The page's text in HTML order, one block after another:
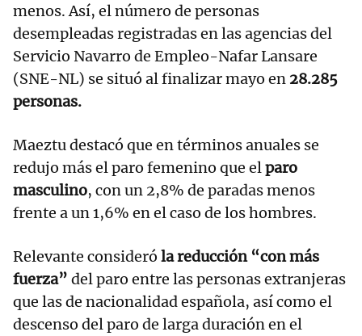
menos. Así, el número de personas
desempleadas registradas en las agencias del
Servicio Navarro de Empleo-Nafar Lansare
(SNE-NL) se situó al finalizar mayo en 28.285
personas.
Maeztu destacó que en términos anuales se
redujo más el paro femenino que elparo
masculino, con un 2,8% de paradas menos
frente a un 1,6% en el caso de los hombres.
Relevante consideró la reducción “con más
fuerza” del paro entre las personas extranjeras
que las de nacionalidad española, así como el
descenso del paro de larga duración en el